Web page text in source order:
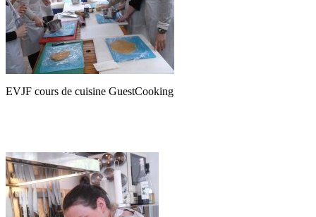
EVJF cours de cuisine GuestCooking